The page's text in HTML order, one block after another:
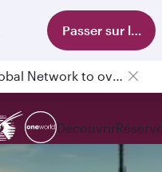
Passer sur
Qatar Airways Expands Global Network to over 160 Destinations
Découvrir